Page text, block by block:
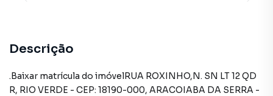
Descrição
.Baixar matrícula do imóvelRUA ROXINHO,N. SN LT 12 QD
R, RIO VERDE - CEP: 18190-000, ARACOIABA DA SERRA -